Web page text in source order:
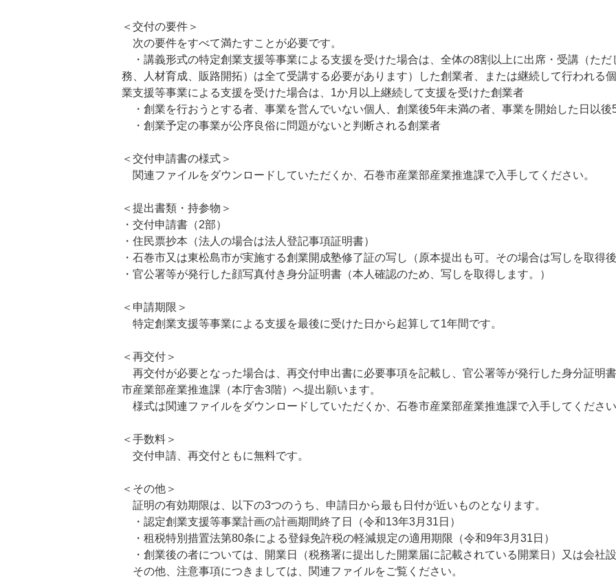
＜交付の要件＞
次の要件をすべて満たすことが必要です。
・講義形式の特定創業支援等事業による支援を受けた場合は、全体の8割以上に出席・受講（た
務、人材育成、販路開拓）は全て受講する必要があります）した創業者、または継続して行われる
業支援等事業による支援を受けた場合は、1か月以上継続して支援を受けた創業者
・創業を行おうとする者、事業を営んでいない個人、創業後5年未満の者、事業を開始した日以
・創業予定の事業が公序良俗に問題がないと判断される創業者
＜交付申請書の様式＞
関連ファイルをダウンロードしていただくか、石巻市産業部産業推進課で入手してください。
＜提出書類・持参物＞
・交付申請書（2部）
・住民票抄本（法人の場合は法人登記事項証明書）
・石巻市又は東松島市が実施する創業開成塾修了証の写し（原本提出も可。その場合は写しを取得
・官公署等が発行した顔写真付き身分証明書（本人確認のため、写しを取得します。）
＜申請期限＞
特定創業支援等事業による支援を最後に受けた日から起算して1年間です。
＜再交付＞
再交付が必要となった場合は、再交付申出書に必要事項を記載し、官公署等が発行した身分証明
市産業部産業推進課（本庁舎3階）へ提出願います。
様式は関連ファイルをダウンロードしていただくか、石巻市産業部産業推進課で入手してくださ
＜手数料＞
交付申請、再交付ともに無料です。
＜その他＞
証明の有効期限は、以下の3つのうち、申請日から最も日付が近いものとなります。
・認定創業支援等事業計画の計画期間終了日（令和13年3月31日）
・租税特別措置法第80条による登録免許税の軽減規定の適用期限（令和9年3月31日）
・創業後の者については、開業日（税務署に提出した開業届に記載されている開業日）又は会社
その他、注意事項につきましては、関連ファイルをご覧ください。